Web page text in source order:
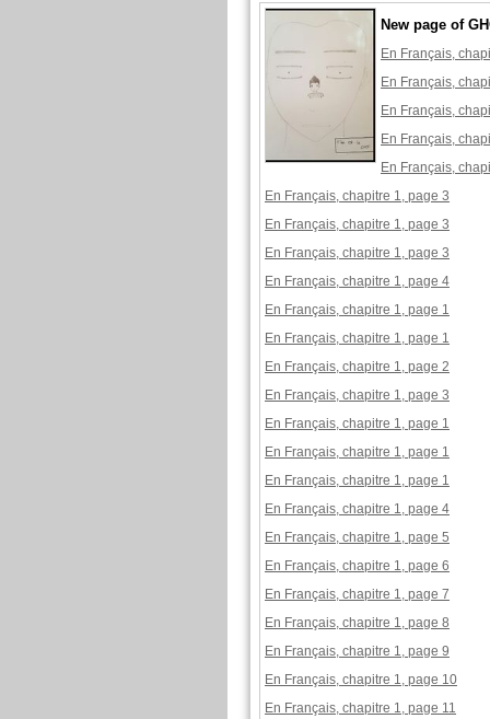
New page of
En Français,
En Français,
En Français,
En Français,
En Français,
En Français, chapitre 1, page 3
En Français, chapitre 1, page 3
En Français, chapitre 1, page 3
En Français, chapitre 1, page 4
En Français, chapitre 1, page 1
En Français, chapitre 1, page 1
En Français, chapitre 1, page 2
En Français, chapitre 1, page 3
En Français, chapitre 1, page 1
En Français, chapitre 1, page 1
En Français, chapitre 1, page 1
En Français, chapitre 1, page 4
En Français, chapitre 1, page 5
En Français, chapitre 1, page 6
En Français, chapitre 1, page 7
En Français, chapitre 1, page 8
En Français, chapitre 1, page 9
En Français, chapitre 1, page 10
En Français, chapitre 1, page 11